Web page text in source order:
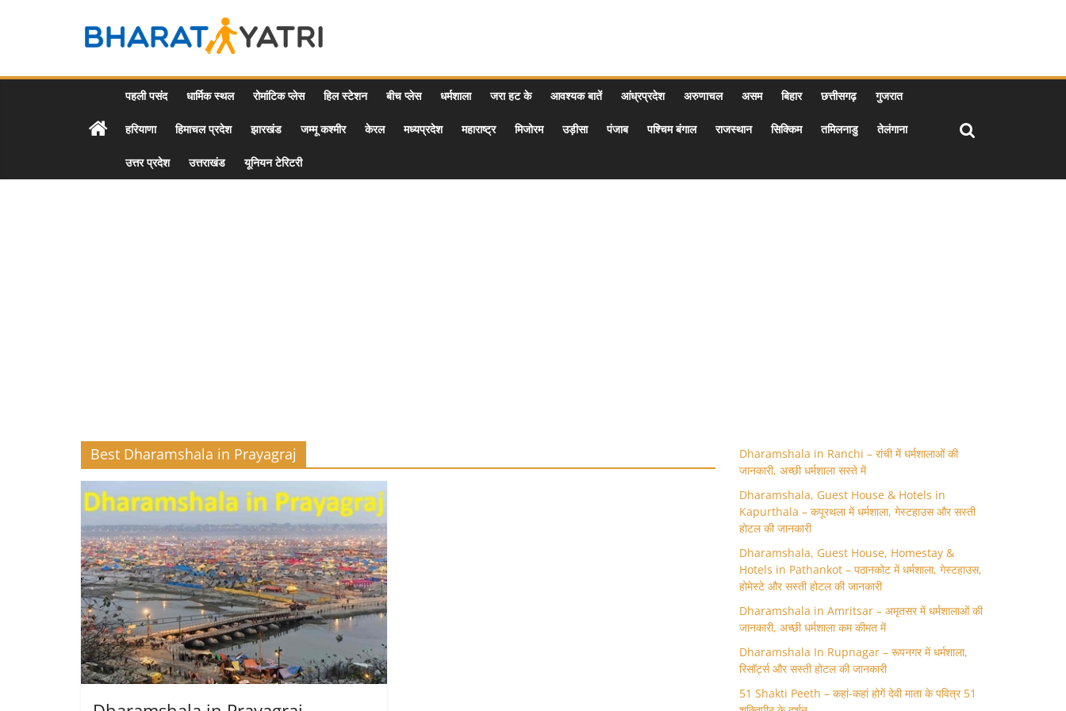
Bharat
Yatri
Tourist
पहली पसंद धार्मिक स्थल रोमांटिक प्लेस हिल स्टेशन बीच प्लेस धर्मशाला जरा हट के आवश्यक बातें आंध्रप्रदेश अरुणाचल असम बिहार छत्तीसगढ़ गुजरात
हरियाणा हिमाचल प्रदेश झारखंड जम्मू कश्मीर केरल मध्यप्रदेश महाराष्ट्र मिजोरम उड़ीसा पंजाब पश्चिम बंगाल राजस्थान सिक्किम तमिलनाडु तेलंगाना
उत्तर प्रदेश उत्तराखंड यूनियन टेरिटरी
Best Dharamshala in Prayagraj
Dharamshala in Ranchi – रांची में धर्मशालाओं की
जानकारी, अच्छी धर्मशाला सस्ते में
Dharamshala, Guest House & Hotels in
Kapurthala – कपूरथला में धर्मशाला, गेस्टहाउस और सस्ती
होटल की जानकारी
Dharamshala, Guest House, Homestay &
Hotels in Pathankot – पठानकोट में धर्मशाला, गेस्टहाउस,
होमेस्टे और सस्ती होटल की जानकारी
Dharamshala in Amritsar – अमृतसर में धर्मशालाओं की
जानकारी, अच्छी धर्मशाला कम कीमत में
Dharamshala In Rupnagar – रूपनगर में धर्मशाला,
रिसॉर्ट्स और सस्ती होटल की जानकारी
51 Shakti Peeth – कहां-कहां होगें देवी माता के पवित्र 51